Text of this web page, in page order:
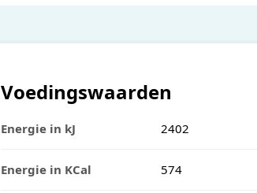
Voedingswaarden
Energie in kJ 2402
Energie in KCal 574